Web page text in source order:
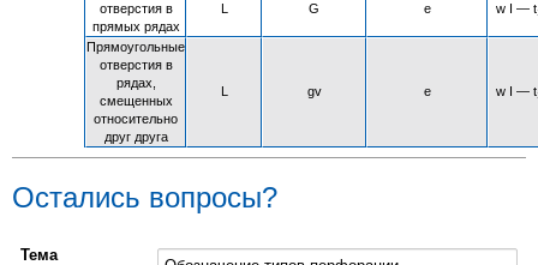
отверстия в
прямых рядах
L G e w I — t
Прямоугольные
отверстия в
рядах,
смещенных
относительно
друг друга
L gv e w I — t
Остались вопросы?
Тема